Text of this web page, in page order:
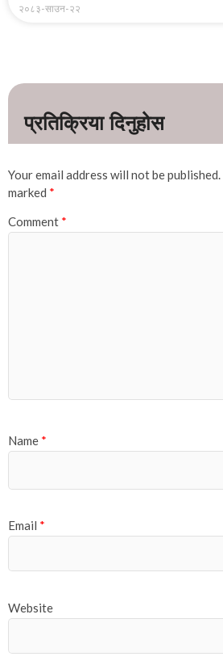
२०८३-साउन-२२
Your email address will not be published.
marked *
Comment *
Name *
Email *
Website